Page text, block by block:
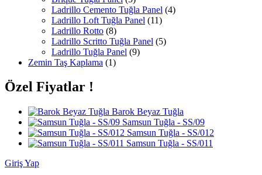
Ladrillo Cemento Tuğla Panel (4)
Ladrillo Loft Tuğla Panel (11)
Ladrillo Rotto (8)
Ladrillo Scritto Tuğla Panel (5)
Ladrillo Tuğla Panel (9)
Zemin Taş Kaplama (1)
Özel Fiyatlar !
Barok Beyaz Tuğla
Samsun Tuğla - SS/09
Samsun Tuğla - SS/012
Samsun Tuğla - SS/011
Giriş Yap